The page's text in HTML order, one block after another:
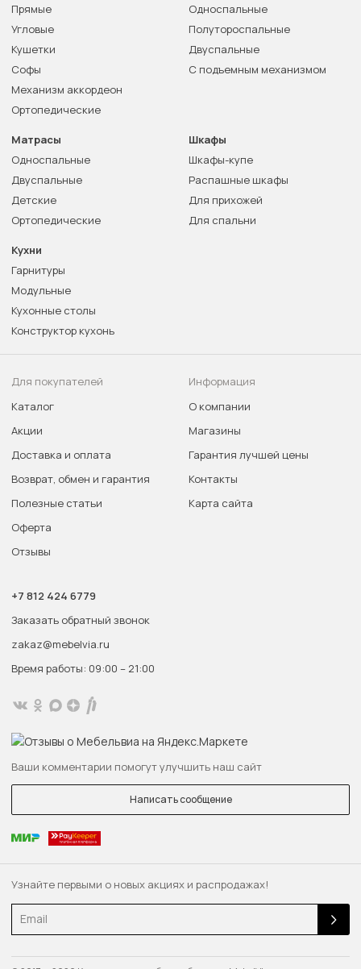
Узнайте первыми о новых акциях и распродажах!
Прямые
Угловые
Кушетки
Софы
Механизм аккордеон
Ортопедические
Односпальные
Полутороспальные
Двуспальные
С подъемным механизмом
Матрасы
Односпальные
Двуспальные
Детские
Ортопедические
Шкафы
Шкафы-купе
Распашные шкафы
Для прихожей
Для спальни
Кухни
Гарнитуры
Модульные
Кухонные столы
Конструктор кухонь
Для покупателей
Каталог
Акции
Доставка и оплата
Возврат, обмен и гарантия
Полезные статьи
Оферта
Отзывы
Информация
О компании
Магазины
Гарантия лучшей цены
Контакты
Карта сайта
+7 812 424 6779
Заказать обратный звонок
zakaz@mebelvia.ru
Время работы: 09:00 – 21:00
Ваши комментарии помогут улучшить наш сайт
Написать сообщение